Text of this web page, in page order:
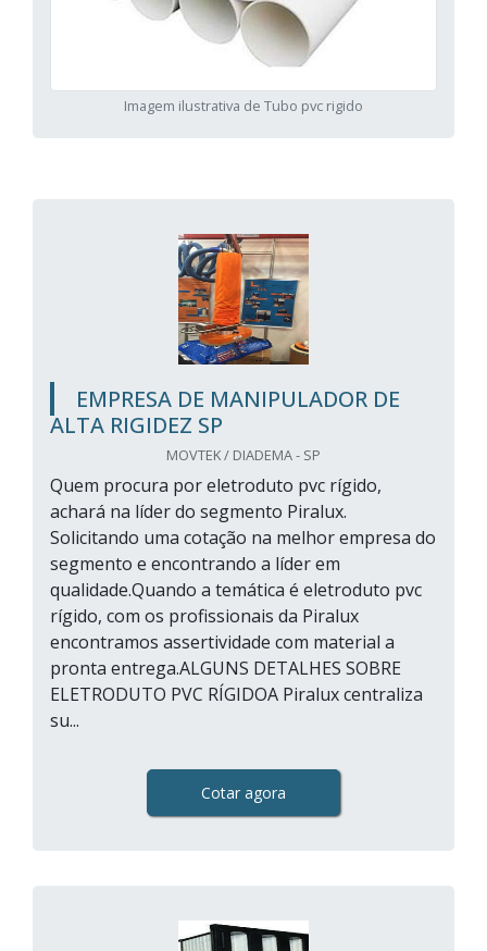
Imagem ilustrativa de Tubo pvc rigido
EMPRESA DE MANIPULADOR DE
ALTA RIGIDEZ SP
MOVTEK / DIADEMA - SP
Quem procura por eletroduto pvc rígido,
achará na líder do segmento Piralux.
Solicitando uma cotação na melhor empresa do
segmento e encontrando a líder em
qualidade.Quando a temática é eletroduto pvc
rígido, com os profissionais da Piralux
encontramos assertividade com material a
pronta entrega.ALGUNS DETALHES SOBRE
ELETRODUTO PVC RÍGIDOA Piralux centraliza
su...
Cotar agora